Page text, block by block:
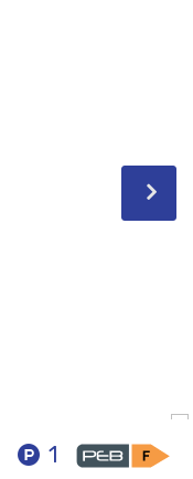
1